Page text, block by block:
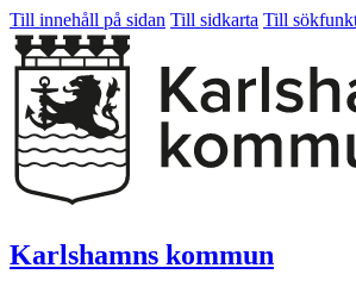
Till innehåll på sidan Till sidkarta Till
Karlshamns kommun